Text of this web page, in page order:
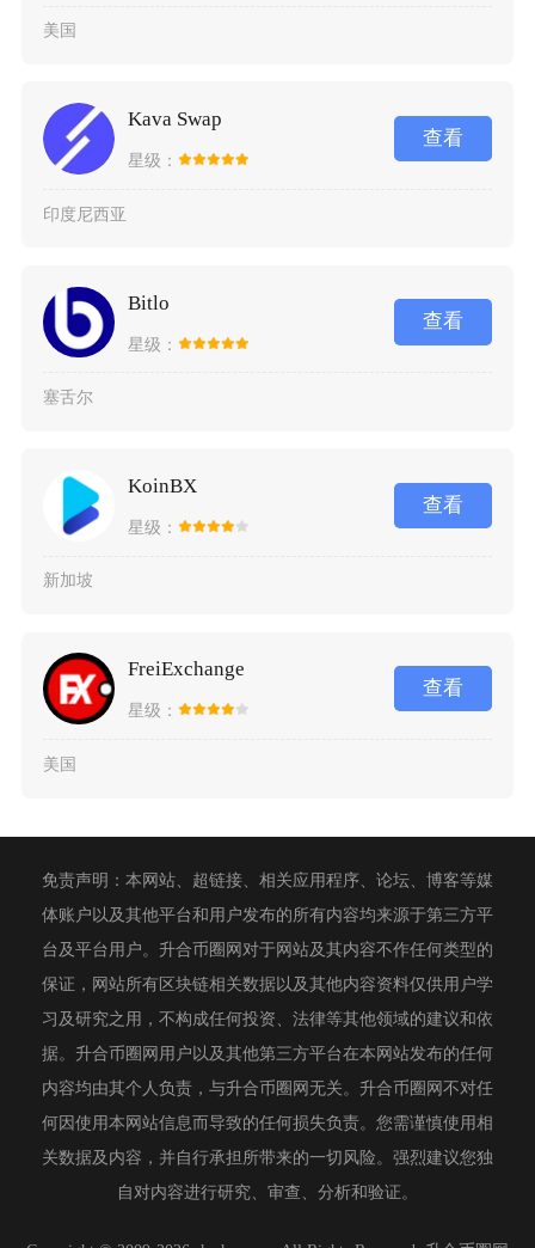
美国
Kava Swap
星级：
查看
印度尼西亚
Bitlo
星级：
查看
塞舌尔
KoinBX
星级：
查看
新加坡
FreiExchange
星级：
查看
美国
免责声明：本网站、超链接、相关应用程序、论坛、博客等媒
体账户以及其他平台和用户发布的所有内容均来源于第三方平
台及平台用户。升合币圈网对于网站及其内容不作任何类型的
保证，网站所有区块链相关数据以及其他内容资料仅供用户学
习及研究之用，不构成任何投资、法律等其他领域的建议和依
据。升合币圈网用户以及其他第三方平台在本网站发布的任何
内容均由其个人负责，与升合币圈网无关。升合币圈网不对任
何因使用本网站信息而导致的任何损失负责。您需谨慎使用相
关数据及内容，并自行承担所带来的一切风险。强烈建议您独
自对内容进行研究、审查、分析和验证。